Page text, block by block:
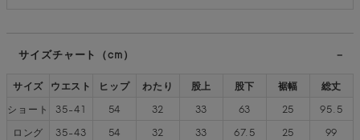
サイズチャート（cm）
サイズ ウエスト ヒップ わたり 股上 股下 裾幅
総丈
ショート
35-41 54 32 33 63 25
95.5
ロング
35-43 54 32 33 67.5 25 99